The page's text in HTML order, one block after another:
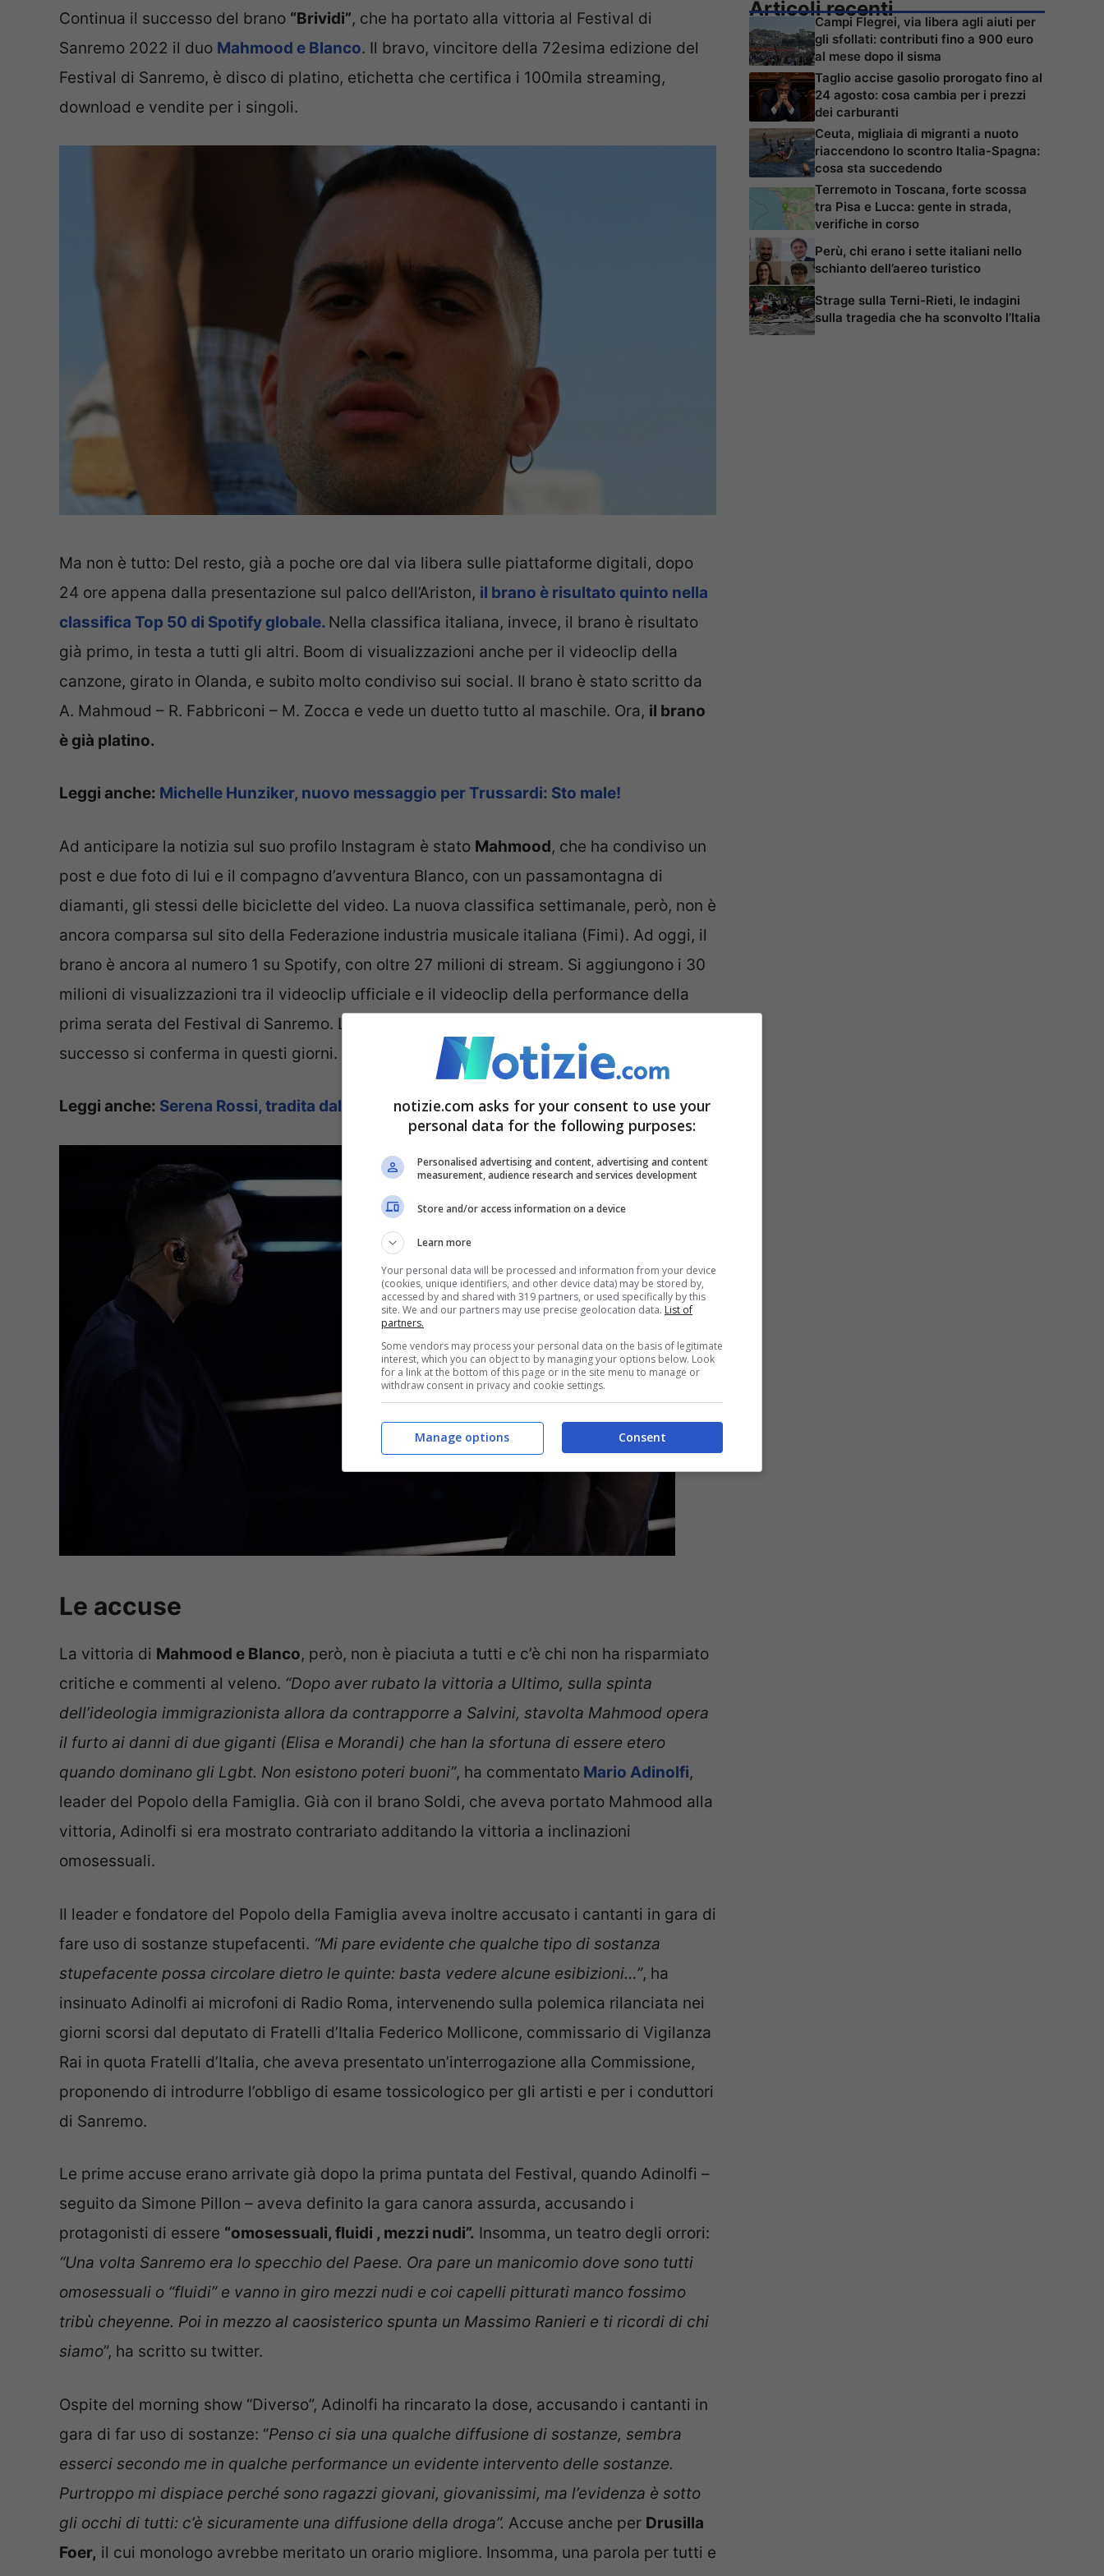
Continua il successo del brano “Brividi”, che ha portato alla vittoria al Festival di
Sanremo 2022 il duo Mahmood e Blanco. Il bravo, vincitore della 72esima edizione del
Festival di Sanremo, è disco di platino, etichetta che certifica i 100mila streaming,
download e vendite per i singoli.
Ma non è tutto: Del resto, già a poche ore dal via libera sulle piattaforme digitali, dopo
24 ore appena dalla presentazione sul palco dell’Ariston, il brano è risultato quinto nella
classifica Top 50 di Spotify globale. Nella classifica italiana, invece, il brano è risultato
già primo, in testa a tutti gli altri. Boom di visualizzazioni anche per il videoclip della
canzone, girato in Olanda, e subito molto condiviso sui social. Il brano è stato scritto da
A. Mahmoud – R. Fabbriconi – M. Zocca e vede un duetto tutto al maschile. Ora, il brano
è già platino.
Leggi anche: Michelle Hunziker, nuovo messaggio per Trussardi: Sto male!
Ad anticipare la notizia sul suo profilo Instagram è stato Mahmood, che ha condiviso un
post e due foto di lui e il compagno d’avventura Blanco, con un passamontagna di
diamanti, gli stessi delle biciclette del video. La nuova classifica settimanale, però, non è
ancora comparsa sul sito della Federazione industria musicale italiana (Fimi). Ad oggi, il
brano è ancora al numero 1 su Spotify, con oltre 27 milioni di stream. Si aggiungono i 30
milioni di visualizzazioni tra il videoclip ufficiale e il videoclip della performance della
prima serata del Festival di Sanremo. La loro vittoria, insomma, è stata schiacciante e il
successo si conferma in questi giorni.
Leggi anche: Serena Rossi, tradita dal marito. E l’amante è una famosa attrice
Le accuse
La vittoria di Mahmood e Blanco, però, non è piaciuta a tutti e c’è chi non ha risparmiato
critiche e commenti al veleno. “Dopo aver rubato la vittoria a Ultimo, sulla spinta
dell’ideologia immigrazionista allora da contrapporre a Salvini, stavolta Mahmood opera
il furto ai danni di due giganti (Elisa e Morandi) che han la sfortuna di essere etero
quando dominano gli Lgbt. Non esistono poteri buoni”, ha commentato Mario Adinolfi,
leader del Popolo della Famiglia. Già con il brano Soldi, che aveva portato Mahmood alla
vittoria, Adinolfi si era mostrato contrariato additando la vittoria a inclinazioni
omosessuali.
Il leader e fondatore del Popolo della Famiglia aveva inoltre accusato i cantanti in gara di
fare uso di sostanze stupefacenti. “Mi pare evidente che qualche tipo di sostanza
stupefacente possa circolare dietro le quinte: basta vedere alcune esibizioni…”, ha
insinuato Adinolfi ai microfoni di Radio Roma, intervenendo sulla polemica rilanciata nei
giorni scorsi dal deputato di Fratelli d’Italia Federico Mollicone, commissario di Vigilanza
Rai in quota Fratelli d’Italia, che aveva presentato un’interrogazione alla Commissione,
proponendo di introdurre l’obbligo di esame tossicologico per gli artisti e per i conduttori
di Sanremo.
Le prime accuse erano arrivate già dopo la prima puntata del Festival, quando Adinolfi –
seguito da Simone Pillon – aveva definito la gara canora assurda, accusando i
protagonisti di essere “omosessuali, fluidi , mezzi nudi”. Insomma, un teatro degli orrori:
“Una volta Sanremo era lo specchio del Paese. Ora pare un manicomio dove sono tutti
omosessuali o “fluidi” e vanno in giro mezzi nudi e coi capelli pitturati manco fossimo
tribù cheyenne. Poi in mezzo al caosisterico spunta un Massimo Ranieri e ti ricordi di chi
siamo”, ha scritto su twitter.
Ospite del morning show “Diverso”, Adinolfi ha rincarato la dose, accusando i cantanti in
gara di far uso di sostanze: “Penso ci sia una qualche diffusione di sostanze, sembra
esserci secondo me in qualche performance un evidente intervento delle sostanze.
Purtroppo mi dispiace perché sono ragazzi giovani, giovanissimi, ma l’evidenza è sotto
gli occhi di tutti: c’è sicuramente una diffusione della droga”. Accuse anche per Drusilla
Foer, il cui monologo avrebbe meritato un orario migliore. Insomma, una parola per tutti e
Articoli recenti
Campi Flegrei, via libera agli aiuti per
gli sfollati: contributi fino a 900 euro
al mese dopo il sisma
Taglio accise gasolio prorogato fino al
24 agosto: cosa cambia per i prezzi
dei carburanti
Ceuta, migliaia di migranti a nuoto
riaccendono lo scontro Italia-Spagna:
cosa sta succedendo
Terremoto in Toscana, forte scossa
tra Pisa e Lucca: gente in strada,
verifiche in corso
Perù, chi erano i sette italiani nello
schianto dell’aereo turistico
Strage sulla Terni-Rieti, le indagini
sulla tragedia che ha sconvolto l’Italia
notizie.com asks for your consent to use your
personal data for the following purposes:
Personalised advertising and content, advertising and content
measurement, audience research and services development
Store and/or access information on a device
Learn more
Your personal data will be processed and information from your device
(cookies, unique identifiers, and other device data) may be stored by,
accessed by and shared with 319 partners, or used specifically by this
site. We and our partners may use precise geolocation data. List of
partners.
Some vendors may process your personal data on the basis of legitimate
interest, which you can object to by managing your options below. Look
for a link at the bottom of this page or in the site menu to manage or
withdraw consent in privacy and cookie settings.
Consent
Manage options